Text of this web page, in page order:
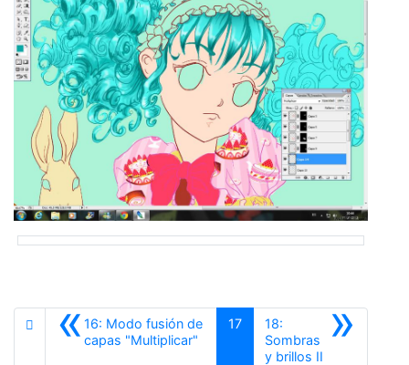
«16: Modo fusión de
capas "Multiplicar"
17 »
18:
Sombras
y brillos II